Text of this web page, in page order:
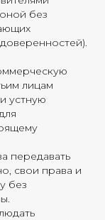
без
лицам
устную
передавать
свои права и
без